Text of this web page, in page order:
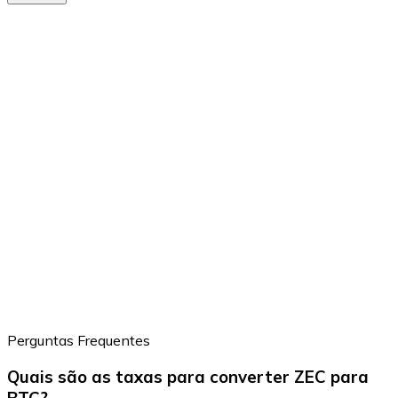
Perguntas Frequentes
Quais são as taxas para converter ZEC para